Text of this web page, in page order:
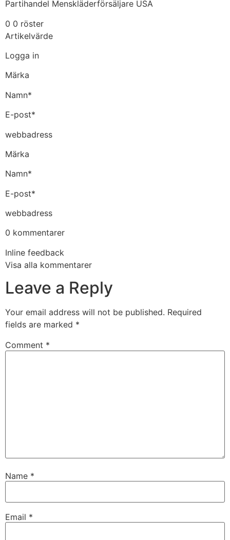
Partihandel Menskläderförsäljare USA
0 0 röster
Artikelvärde
Logga in
Märka
Namn*
E-post*
webbadress
Märka
Namn*
E-post*
webbadress
0 kommentarer
Inline feedback
Visa alla kommentarer
Leave a Reply
Your email address will not be published. Required
fields are marked *
Comment *
Name *
Email *